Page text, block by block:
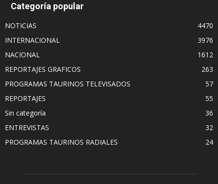
Categoría popular
NOTICIAS
4470
INTERNACIONAL
3976
NACIONAL
1612
REPORTAJES GRAFICOS
263
PROGRAMAS TAURINOS TELEVISADOS
57
REPORTAJES
55
Sin categoría
36
ENTREVISTAS
32
PROGRAMAS TAURINOS RADIALES
24